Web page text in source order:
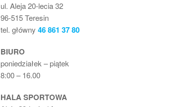
ul. Aleja 20-lecia 32
96-515 Teresin
tel. główny 46 861 37 80
BIURO
poniedziałek – piątek
8:00 – 16.00
HALA SPORTOWA